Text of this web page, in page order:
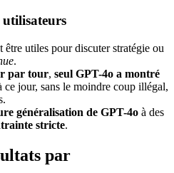
être utiles pour discuter stratégie ou
.
par tour, seul GPT-4o a montré
ce jour, sans le moindre coup illégal,
généralisation de GPT-4o à des
stricte.
par